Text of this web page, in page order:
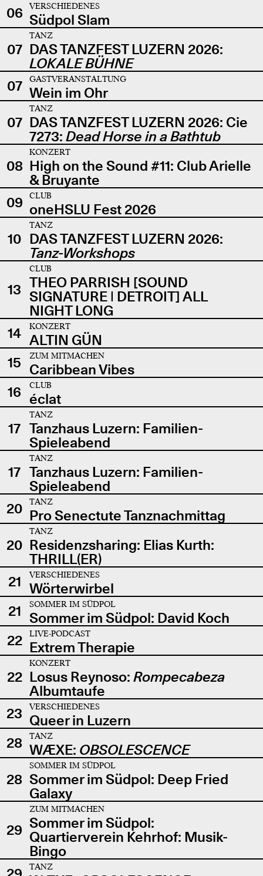
06
VERSCHIEDENES
Südpol Slam
07
TANZ
DAS TANZFEST LUZERN 2026:
LOKALE BÜHNE
07
GASTVERANSTALTUNG
Wein im Ohr
07
TANZ
DAS TANZFEST LUZERN 2026: Cie
7273: Dead Horse in a Bathtub
08
KONZERT
High on the Sound #11: Club Arielle
& Bruyante
09
CLUB
oneHSLU Fest 2026
10
TANZ
DAS TANZFEST LUZERN 2026:
Tanz-Workshops
13
CLUB
THEO PARRISH [SOUND
SIGNATURE | DETROIT] ALL
NIGHT LONG
14
KONZERT
ALTIN GÜN
15
ZUM MITMACHEN
Caribbean Vibes
16
CLUB
éclat
17
TANZ
Tanzhaus Luzern: Familien-
Spieleabend
17
TANZ
Tanzhaus Luzern: Familien-
Spieleabend
20
TANZ
Pro Senectute Tanznachmittag
20
TANZ
Residenzsharing: Elias Kurth:
THRILL(ER)
21
VERSCHIEDENES
Wörterwirbel
21
SOMMER IM SÜDPOL
Sommer im Südpol: David Koch
22
LIVE-PODCAST
Extrem Therapie
22
KONZERT
Losus Reynoso: Rompecabeza
Albumtaufe
23
VERSCHIEDENES
Queer in Luzern
28
TANZ
WÆXE: OBSOLESCENCE
28
SOMMER IM SÜDPOL
Sommer im Südpol: Deep Fried
Galaxy
29
ZUM MITMACHEN
Sommer im Südpol:
Quartierverein Kehrhof: Musik-
Bingo
TANZ